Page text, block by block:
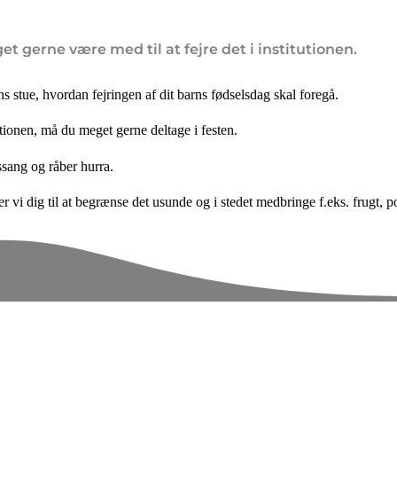
gerne være med til at fejre det i institutionen.
stue, hvordan fejringen af dit barns fødselsdag skal foregå.
må du meget gerne deltage i festen.
og råber hurra.
vi dig til at begrænse det usunde og i stedet medbringe f.eks. frugt,